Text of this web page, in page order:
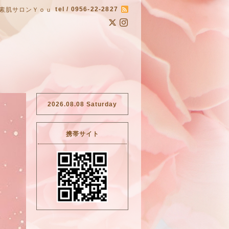
肌サロンＹｏｕ tel / 0956-22-2827
2026.08.08 Saturday
携帯サイト